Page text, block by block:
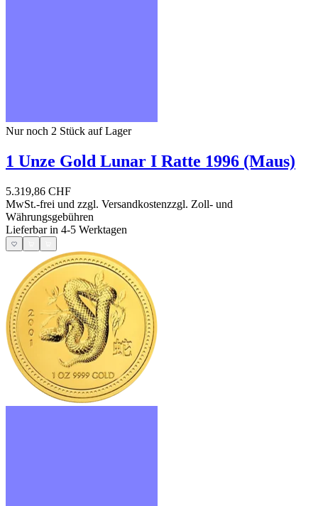
Nur noch 2 Stück auf Lager
1 Unze Gold Lunar I Ratte 1996 (Maus)
5.319,86 CHF
MwSt.-frei und zzgl. Versandkostenzzgl. Zoll- und
Währungsgebühren
Lieferbar in 4-5 Werktagen